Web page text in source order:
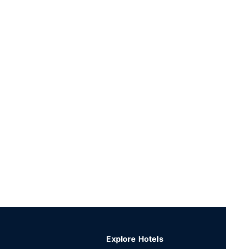
Explore Hotels